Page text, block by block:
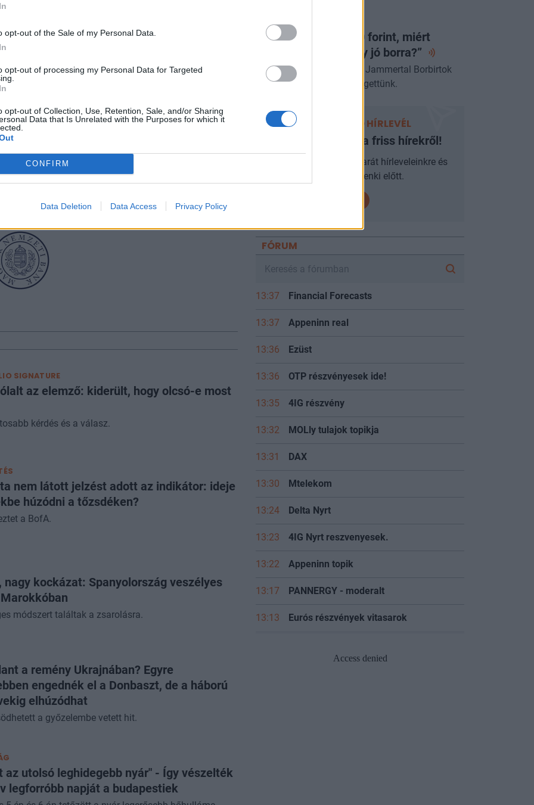
opt-out of the Sale of my Personal Data.
opt-out of processing my Personal Data for Targeted
opt-out of Collection, Use, Retention, Sale, and/or Sharing
Data that Is Unrelated with the Purposes for which it
CONFIRM
Data Deletion Data Access Privacy Policy
területen szerzett tapasztalat;
kihívások megoldása révén hozzájárulni
tagja lenni, ahol a leginnovatívabb
a folyamatos tanulásra és fejlődésre?
jelentkezését!
vezeto-modellezo-1450/29
SIGNATURE
az elemző: kiderült, hogy olcsó-e most
kérdés és a válasz.
nem látott jelzést adott az indikátor: ideje
húzódni a tőzsdéken?
a BofA.
nagy kockázat: Spanyolország veszélyes
módszert találtak a zsarolásra.
a remény Ukrajnában? Egyre
engednék el a Donbaszt, de a háború
elhúzódhat
a győzelembe vetett hit.
az utolsó leghidegebb nyár" - Így vészelték
legforróbb napját a budapestiek
„Ha egy lángos 2000 forint, miért
sajnáljuk a pénzt egy jó borra?”
Szűcs Róberttel, a villányi Jammertal Borbirtok
társtulajdonosával beszélgettünk.
PORTFOLIO HÍRLEVÉL
Ne maradjon le a friss hírekről!
Iratkozzon fel mobilbarát hírleveleinkre és
járjon mindenki előtt.
FÓRUM
13:37 Financial Forecasts
13:37 Appeninn real
13:36 Ezüst
13:36 OTP részvényesek ide!
13:35 4IG részvény
13:32 MOLly tulajok topikja
13:31 DAX
13:30 Mtelekom
13:24 Delta Nyrt
13:23 4IG Nyrt reszvenyesek.
13:22 Appeninn topik
13:17 PANNERGY - moderalt
13:13 Eurós részvények vitasarok